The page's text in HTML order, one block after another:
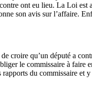
ont eu lieu. La Loi
son avis sur l’affaire.
croire qu’un député a
le commissaire à faire
du commissaire et